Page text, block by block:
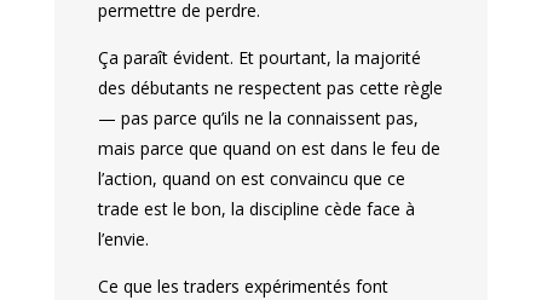
permettre de perdre.
Ça paraît évident. Et pourtant, la majorité
des débutants ne respectent pas cette règle
— pas parce qu’ils ne la connaissent pas,
mais parce que quand on est dans le feu de
l’action, quand on est convaincu que ce
trade est le bon, la discipline cède face à
l’envie.
Ce que les traders expérimentés font